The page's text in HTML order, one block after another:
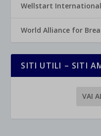
Wellstart International
World Alliance for
SITI UTILI – SITI
VAI